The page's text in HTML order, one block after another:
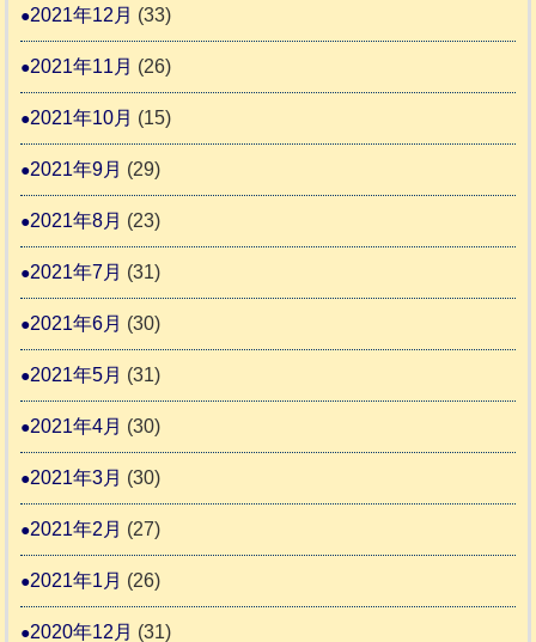
2021年12月 (33)
2021年11月 (26)
2021年10月 (15)
2021年9月 (29)
2021年8月 (23)
2021年7月 (31)
2021年6月 (30)
2021年5月 (31)
2021年4月 (30)
2021年3月 (30)
2021年2月 (27)
2021年1月 (26)
2020年12月 (31)